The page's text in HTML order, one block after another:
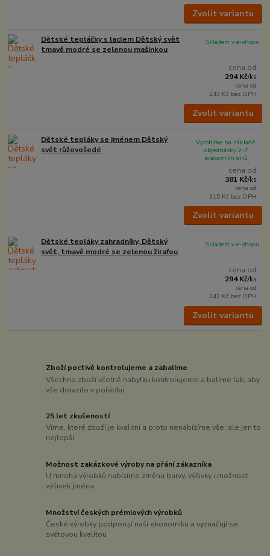
Zvolit variantu
Dětské tepláčky s laclem Dětský svět
tmavě modré se zelenou mašinkou
cena od
294 Kč/ks
cena od
243 Kč bez DPH
Skladem v e-shopu
Zvolit variantu
Dětské tepláky se jménem Dětský
svět růžovošedé
cena od
381 Kč/ks
cena od
315 Kč bez DPH
Vyrobíme na základě
objednávky 2-7
pracovních dnů
Zvolit variantu
Dětské tepláky zahradníky, Dětský
svět, tmavě modré se zelenou žirafou
cena od
294 Kč/ks
cena od
243 Kč bez DPH
Skladem v e-shopu
Zvolit variantu
Zboží poctivě kontrolujeme a zabalíme
Všechno zboží včetně nábytku kontrolujeme a balíme tak, aby
vše dorazilo v pořádku
25 let zkušeností
Víme, které zboží je kvalitní a proto nenabízíme vše, ale jen to
nejlepší
Možnost zakázkové výroby na přání zákazníka
U mnoha výrobků nabízíme změnu barvy, výšivky i možnost
výšivek jména
Množství českých prémiových výrobků
České výrobky podporují naši ekonomiku a vyznačují se
světovou kvalitou